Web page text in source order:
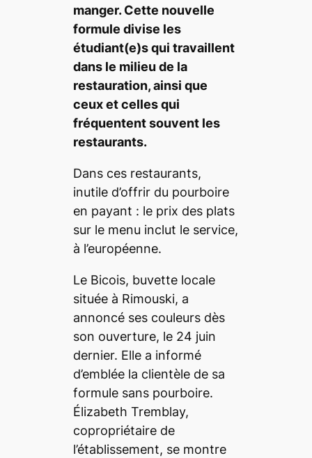
manger. Cette nouvelle
formule divise les
étudiant(e)s qui travaillent
dans le milieu de la
restauration, ainsi que
ceux et celles qui
fréquentent souvent les
restaurants.
Dans ces restaurants,
inutile d’offrir du pourboire
en payant : le prix des plats
sur le menu inclut le service,
à l’européenne.
Le Bicois, buvette locale
située à Rimouski, a
annoncé ses couleurs dès
son ouverture, le 24 juin
dernier. Elle a informé
d’emblée la clientèle de sa
formule sans pourboire.
Élizabeth Tremblay,
copropriétaire de
l’établissement, se montre